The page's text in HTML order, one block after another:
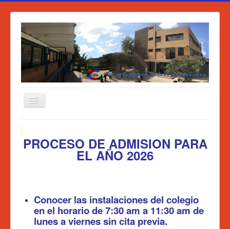
Quienes Somos
Como llegar
Servicios Escolares
PROCESO DE ADMISION PARA
EL AÑO 2026
Conocer las instalaciones del colegio
en el horario de 7:30 am a 11:30 am de
lunes a viernessin cita previa.